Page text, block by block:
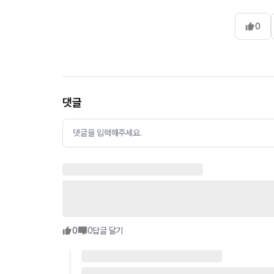
0
댓글
댓글을 입력해주세요.
0 0답글 달기